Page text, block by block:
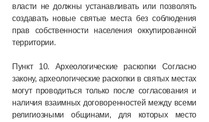
власти не должны устанавливать или позволять
создавать новые святые места без соблюдения
прав собственности населения оккупированной
территории.
Пункт 10. Археологические раскопки Согласно
закону, археологические раскопки в святых местах
могут проводиться только после согласования и
наличия взаимных договоренностей между всеми
религиозными общинами, для которых место